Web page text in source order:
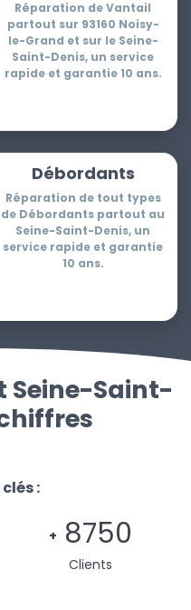
Réparation de Vantail
partout sur 93160 Noisy-
le-Grand et sur le Seine-
Saint-Denis, un service
rapide et garantie 10 ans.
Débordants
Réparation de tout types
de Débordants partout au
Seine-Saint-Denis, un
service rapide et garantie
10 ans.
Seine-Saint-
:
+ 8750
Clients